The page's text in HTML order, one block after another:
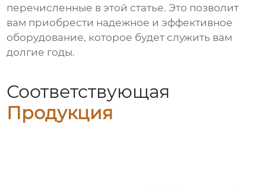
перечисленные в этой статье. Это позволит
вам приобрести надежное и эффективное
оборудование, которое будет служить вам
долгие годы.
Соответствующая
Продукция